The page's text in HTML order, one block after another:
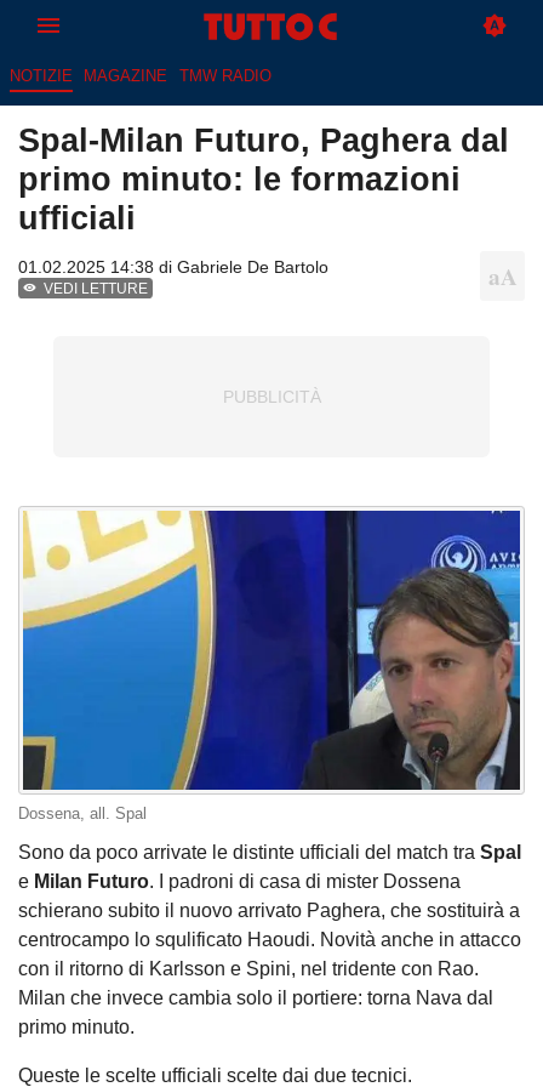
NOTIZIE MAGAZINE TMW RADIO
Spal-Milan Futuro, Paghera dal
primo minuto: le formazioni
ufficiali
01.02.2025 14:38 di Gabriele De Bartolo
VEDI LETTURE
Dossena, all. Spal
Sono da poco arrivate le distinte ufficiali del match tra Spal
e Milan Futuro. I padroni di casa di mister Dossena
schierano subito il nuovo arrivato Paghera, che sostituirà a
centrocampo lo squlificato Haoudi. Novità anche in attacco
con il ritorno di Karlsson e Spini, nel tridente con Rao.
Milan che invece cambia solo il portiere: torna Nava dal
primo minuto.
Queste le scelte ufficiali scelte dai due tecnici.